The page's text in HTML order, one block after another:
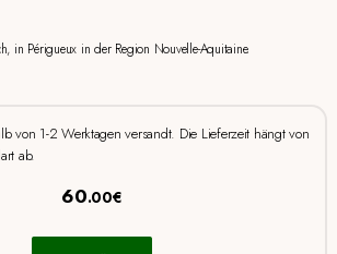
in Périgueux in der Region Nouvelle-Aquitaine.
von 1-2 Werktagen versandt. Die Lieferzeit hängt von
ab.
60.00€